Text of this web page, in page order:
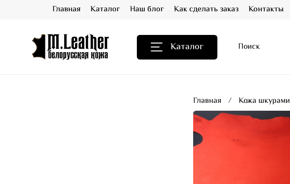
Главная Каталог Наш блог Как сделать заказ Контакты
Каталог
Главная Кожа шкурами